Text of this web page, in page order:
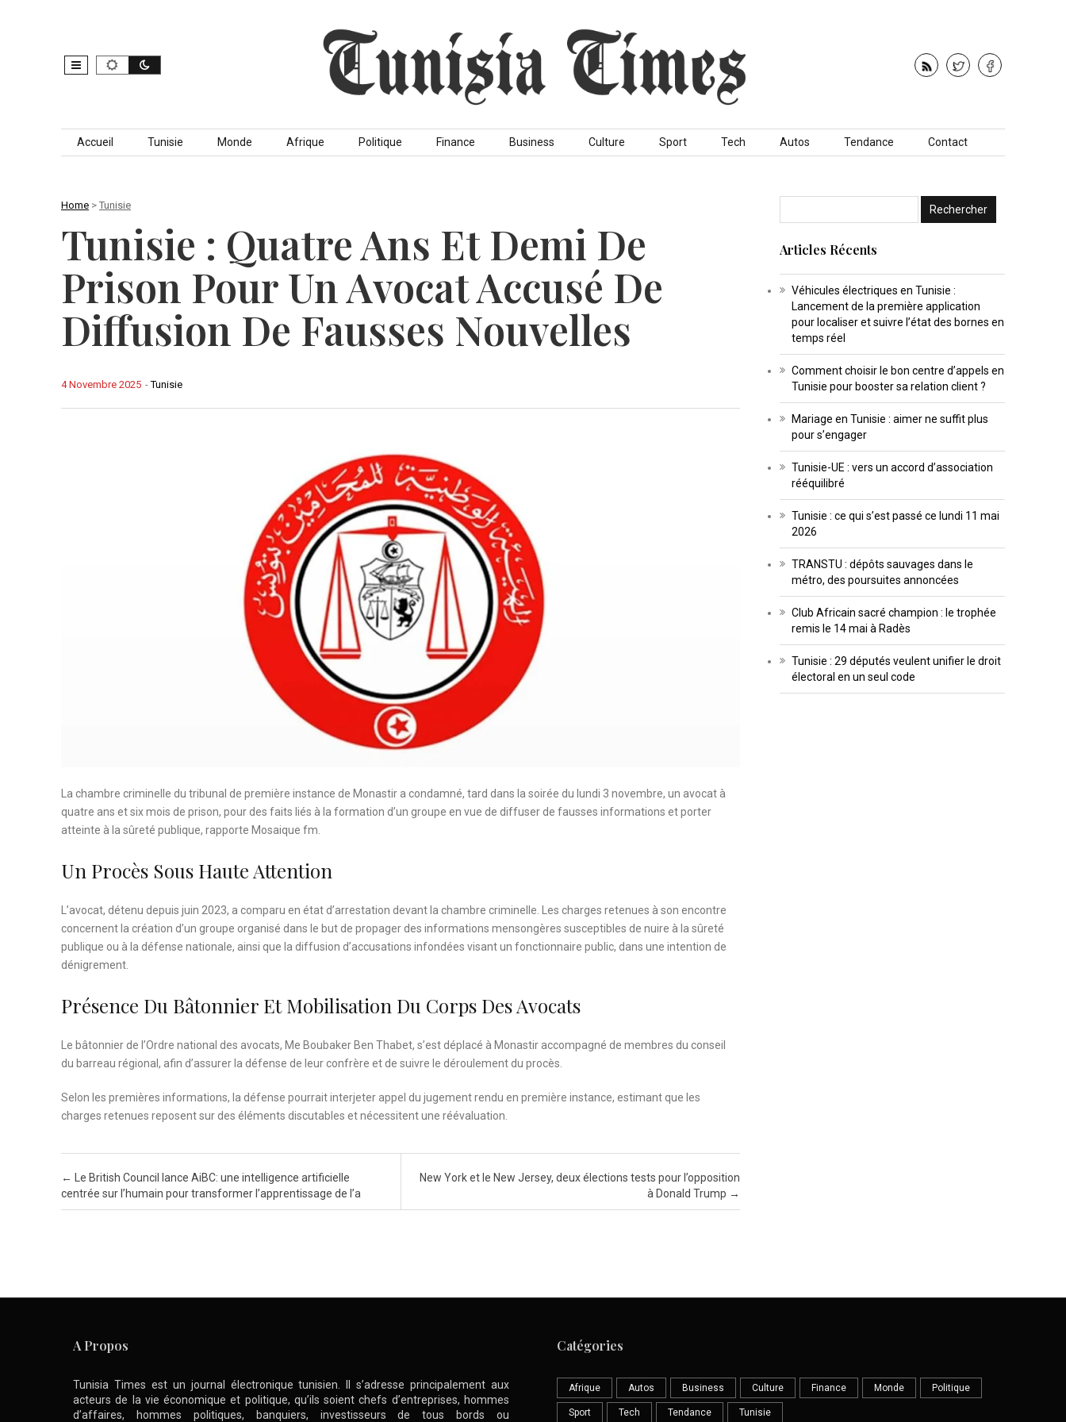
Skip to content
Accueil Tunisie Monde Afrique Politique Finance Business Culture Sport Tech Autos Tendance Contact
Home > Tunisie
Tunisie : Quatre Ans Et Demi De
Prison Pour Un Avocat Accusé De
Diffusion De Fausses Nouvelles
-Tunisie
4 Novembre 2025
La chambre criminelle du tribunal de première instance de Monastir a condamné, tard dans la soirée du lundi 3 novembre, un avocat à
quatre ans et six mois de prison, pour des faits liés à la formation d’un groupe en vue de diffuser de fausses informations et porter
atteinte à la sûreté publique, rapporte Mosaique fm.
Un Procès Sous Haute Attention
L’avocat, détenu depuis juin 2023, a comparu en état d’arrestation devant la chambre criminelle. Les charges retenues à son encontre
concernent la création d’un groupe organisé dans le but de propager des informations mensongères susceptibles de nuire à la sûreté
publique ou à la défense nationale, ainsi que la diffusion d’accusations infondées visant un fonctionnaire public, dans une intention de
dénigrement.
Présence Du Bâtonnier Et Mobilisation Du Corps Des Avocats
Le bâtonnier de l’Ordre national des avocats, Me Boubaker Ben Thabet, s’est déplacé à Monastir accompagné de membres du conseil
du barreau régional, afin d’assurer la défense de leur confrère et de suivre le déroulement du procès.
Selon les premières informations, la défense pourrait interjeter appel du jugement rendu en première instance, estimant que les
charges retenues reposent sur des éléments discutables et nécessitent une réévaluation.
Post navigation
← Le British Council lance AiBC: une intelligence artificielle
centrée sur l’humain pour transformer l’apprentissage de l’a
New York et le New Jersey, deux élections tests pour l’opposition
à Donald Trump →
Articles Récents
Véhicules électriques en Tunisie :
Lancement de la première application
pour localiser et suivre l’état des bornes en
temps réel
Comment choisir le bon centre d’appels en
Tunisie pour booster sa relation client ?
Mariage en Tunisie : aimer ne suffit plus
pour s’engager
Tunisie-UE : vers un accord d’association
rééquilibré
Tunisie : ce qui s’est passé ce lundi 11 mai
2026
TRANSTU : dépôts sauvages dans le
métro, des poursuites annoncées
Club Africain sacré champion : le trophée
remis le 14 mai à Radès
Tunisie : 29 députés veulent unifier le droit
électoral en un seul code
A Propos
Tunisia Times est un journal électronique tunisien. Il s’adresse principalement aux
acteurs de la vie économique et politique, qu’ils soient chefs d’entreprises, hommes
d’affaires, hommes politiques, banquiers, investisseurs de tous bords ou
Catégories
Afrique Autos Business Culture Finance Monde Politique
Sport Tech Tendance Tunisie